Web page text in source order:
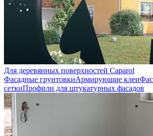
Для деревянных поверхностей Caparol
Фасадные грунтовкиАрмирующие клеи
сеткиПрофили для штукатурных фасадов